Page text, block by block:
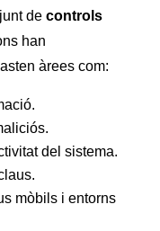
de controls
han
àrees com:
del sistema.
mòbils i entorns